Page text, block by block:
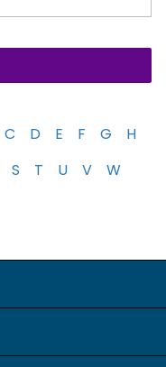
C D E F G
H
S T U V
W